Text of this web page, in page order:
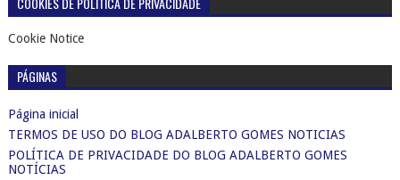
Cookie Notice
PÁGINAS
Página inicial
TERMOS DE USO DO BLOG ADALBERTO GOMES NOTICIAS
POLÍTICA DE PRIVACIDADE DO BLOG ADALBERTO GOMES
NOTÍCIAS